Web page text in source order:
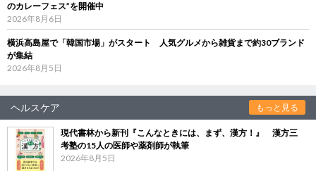
のカレーフェス”を開催中
2026年8月6日
横浜高島屋で「韓国市場」がスタート 人気グルメから雑貨まで約30ブランド
が集結
2026年8月5日
ヘルスケア もっと見る
現代書林から新刊『こんなときには、まず、漢方！』 漢方三
考塾の15人の医師や薬剤師が執筆
2026年8月5日